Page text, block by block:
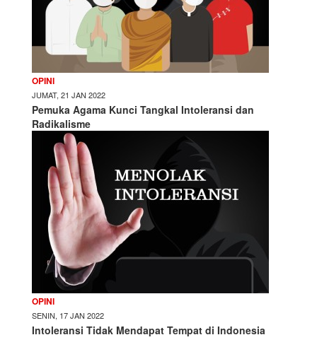
OPINI
JUMAT, 21 JAN 2022
Pemuka Agama Kunci Tangkal Intoleransi dan
Radikalisme
OPINI
SENIN, 17 JAN 2022
Intoleransi Tidak Mendapat Tempat di Indonesia